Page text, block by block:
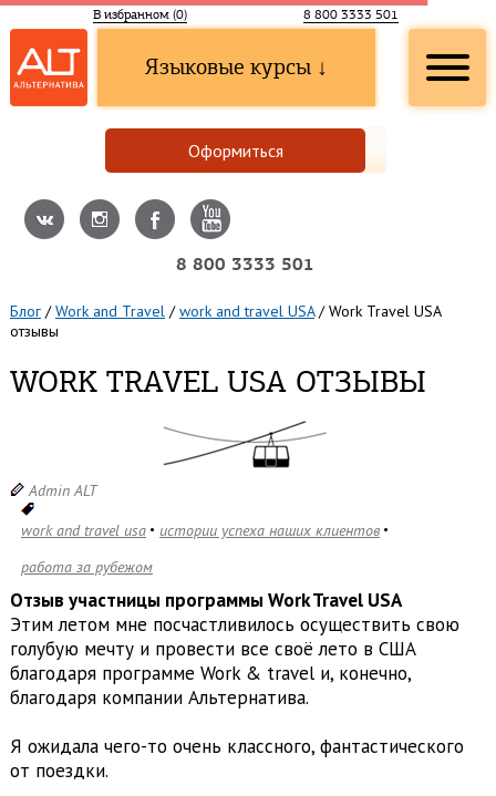
В избранном (0) 8 800 3333 501
Языковые курсы ↓
Оформиться
8 800 3333 501
Блог /Work and Travel /work and travel USA/Work Travel USA
отзывы
WORK TRAVEL USA ОТЗЫВЫ
Admin ALT
work and travel usa
истории успеха наших клиентов
работа за рубежом
Отзыв участницы программы Work Travel USA
Этим летом мне посчастливилось осуществить свою
голубую мечту и провести все своё лето в США
благодаря программе Work & travel и, конечно,
благодаря компании Альтернатива.
Я ожидала чего-то очень классного, фантастического
от поездки.